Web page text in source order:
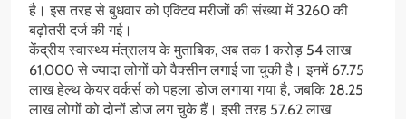
है। इस तरह से बुधवार को एक्टिव मरीजों की संख्या में 3260 की
बढ़ोतरी दर्ज की गई।
केंद्रीय स्वास्थ्य मंत्रालय के मुताबिक, अब तक 1 करोड़ 54 लाख
61,000 से ज्यादा लोगों को वैक्सीन लगाई जा चुकी है। इनमें 67.75
लाख हेल्थ केयर वर्कर्स को पहला डोज लगाया गया है, जबकि 28.25
लाख लोगों को दोनों डोज लग चुके हैं। इसी तरह 57.62 लाख